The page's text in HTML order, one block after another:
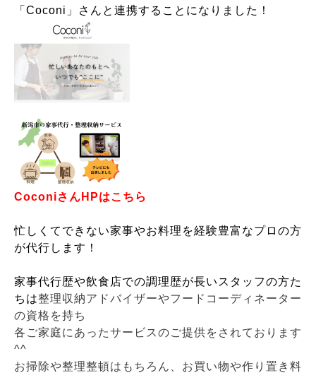
「Coconi」さんと連携することになりました！
CoconiさんHPはこちら
忙しくてできない家事やお料理を経験豊富なプロの方
が代行します！
家事代行歴や飲食店での調理歴が長いスタッフの方た
ちは整理収納アドバイザーやフードコーディネーター
の資格を持ち
各ご家庭にあったサービスのご提供をされております
^^
お掃除や整理整頓はもちろん、お買い物や作り置き料